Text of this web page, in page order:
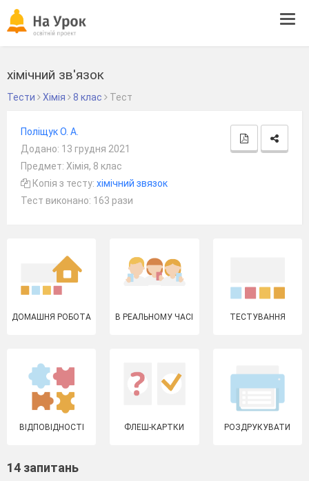
хімічний зв'язок
Тести Хімія 8 клас Тест
Поліщук О. А.
Додано: 13 грудня 2021
Предмет: Хімія, 8 клас
Копія з тесту: хімічний звязок
Тест виконано: 163 рази
ДОМАШНЯ РОБОТА В РЕАЛЬНОМУ ЧАСІ ТЕСТУВАННЯ
ВІДПОВІДНОСТІ ФЛЕШ-КАРТКИ РОЗДРУКУВАТИ
14 запитань